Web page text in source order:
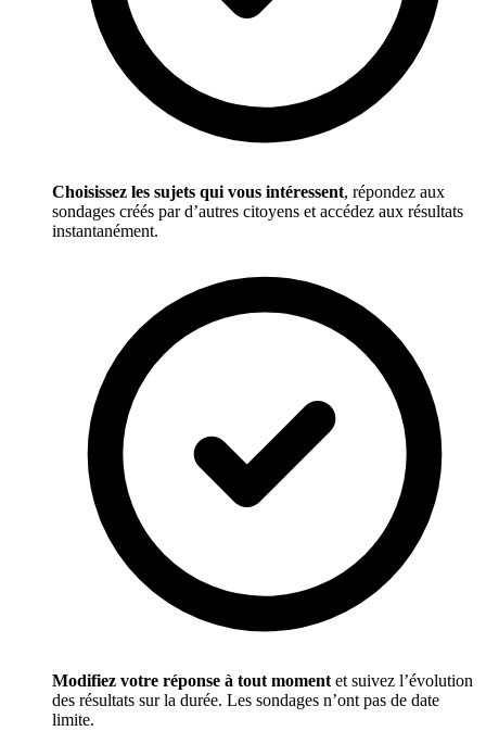
Choisissez les sujets qui vous intéressent, répondez aux
sondages créés par d’autres citoyens et accédez aux résultats
instantanément.
Modifiez votre réponse à tout moment et suivez l’évolution
des résultats sur la durée. Les sondages n’ont pas de date
limite.